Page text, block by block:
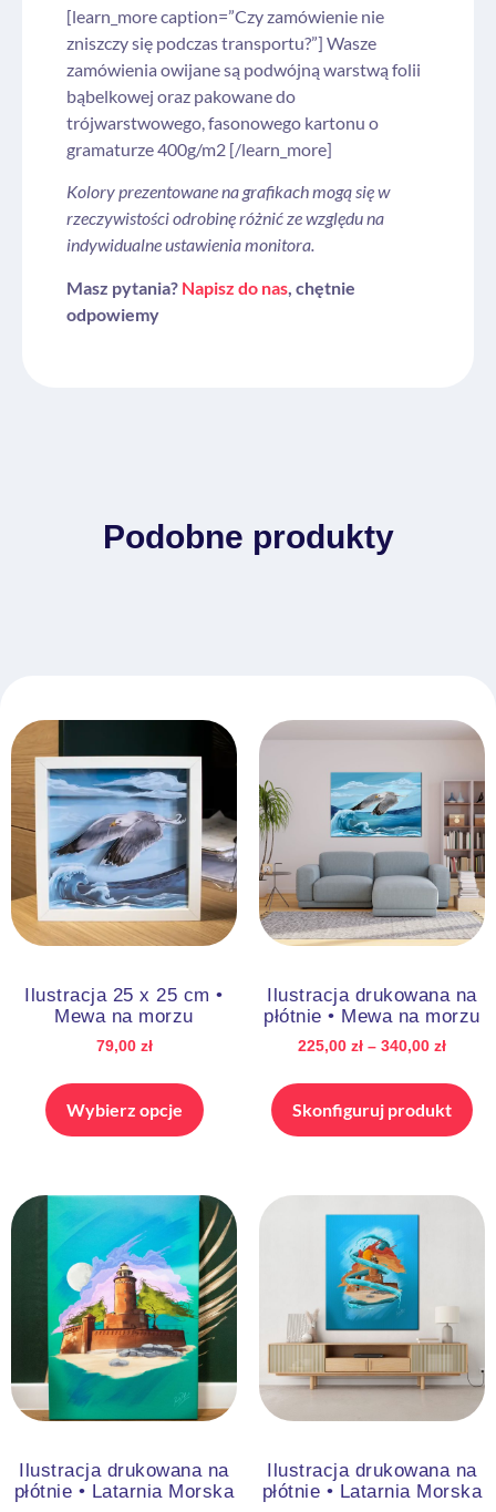
[learn_more caption=”Czy zamówienie nie
zniszczy się podczas transportu?”] Wasze
zamówienia owijane są podwójną warstwą folii
bąbelkowej oraz pakowane do
trójwarstwowego, fasonowego kartonu o
gramaturze 400g/m2 [/learn_more]
Kolory prezentowane na grafikach mogą się w
rzeczywistości odrobinę różnić ze względu na
indywidualne ustawienia monitora.
Masz pytania? Napisz do nas, chętnie
odpowiemy
Podobne produkty
Ilustracja 25 x 25 cm •
Mewa na morzu
79,00 zł
Wybierz opcje
Ilustracja drukowana na
płótnie • Mewa na morzu
225,00 zł – 340,00 zł
Skonfiguruj produkt
Ilustracja drukowana na
płótnie • Latarnia Morska
Ilustracja drukowana na
płótnie • Latarnia Morska